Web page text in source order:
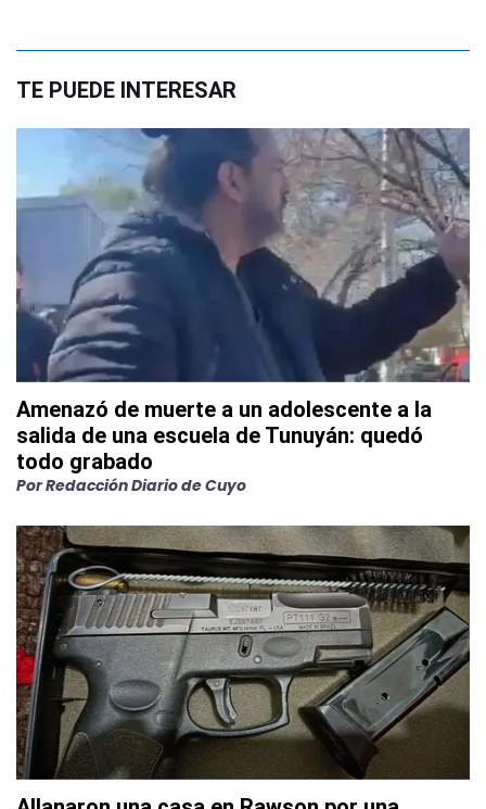
TE PUEDE INTERESAR
Amenazó de muerte a un adolescente a la
salida de una escuela de Tunuyán: quedó
todo grabado
PorRedacción Diario de Cuyo